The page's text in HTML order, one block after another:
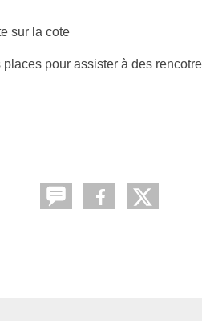
sur la cote
pour assister à des